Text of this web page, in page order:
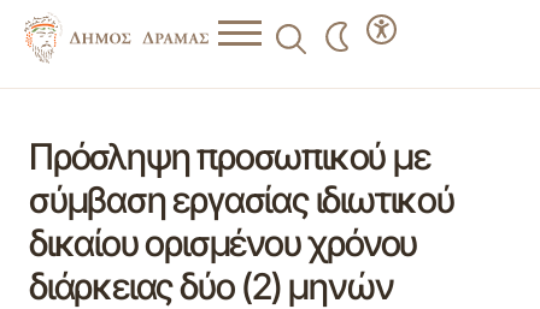
Πρόσληψη προσωπικού με
σύμβαση εργασίας ιδιωτικού
δικαίου ορισμένου χρόνου
διάρκειας δύο (2) μηνών